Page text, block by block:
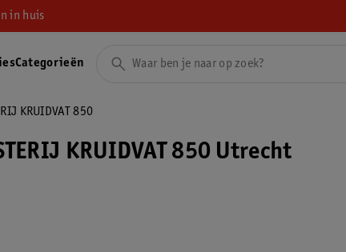
in huis
Categorieën
KRUIDVAT 850
KRUIDVAT 850 Utrecht